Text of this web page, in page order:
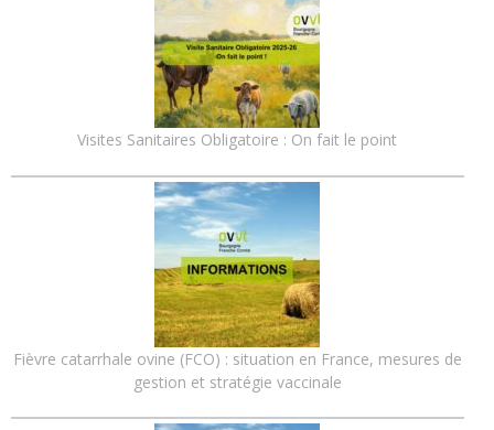
Visites Sanitaires Obligatoire : On fait le point
Fièvre catarrhale ovine (FCO) : situation en France, mesures de
gestion et stratégie vaccinale